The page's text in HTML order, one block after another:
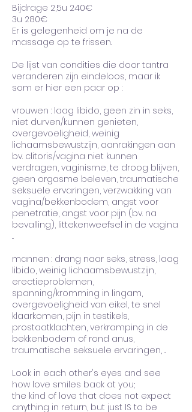
Bijdrage 2,5u 240€
3u 280€
Er is gelegenheid om je na de
massage op te frissen.
De lijst van condities die door tantra
veranderen zijn eindeloos, maar ik
som er hier een paar op :
vrouwen : laag libido, geen zin in seks,
niet durven/kunnen genieten,
overgevoeligheid, weinig
lichaamsbewustzijn, aanrakingen aan
bv. clitoris/vagina niet kunnen
verdragen, vaginisme, te droog blijven,
geen orgasme beleven, traumatische
seksuele ervaringen, verzwakking van
vagina/bekkenbodem, angst voor
penetratie, angst voor pijn (bv. na
bevalling), littekenweefsel in de vagina
...
mannen : drang naar seks, stress, laag
libido, weinig lichaamsbewustzijn,
erectieproblemen,
spanning/kromming in lingam,
overgevoeligheid van eikel, te snel
klaarkomen, pijn in testikels,
prostaatklachten, verkramping in de
bekkenbodem of rond anus,
traumatische seksuele ervaringen, ...
Look in each other's eyes and see
how love smiles back at you;
the kind of love that does not expect
anything in return, but just IS to be